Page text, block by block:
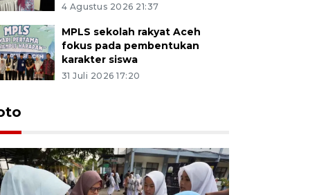
4 Agustus 2026 21:37
MPLS sekolah rakyat Aceh
fokus pada pembentukan
karakter siswa
31 Juli 2026 17:20